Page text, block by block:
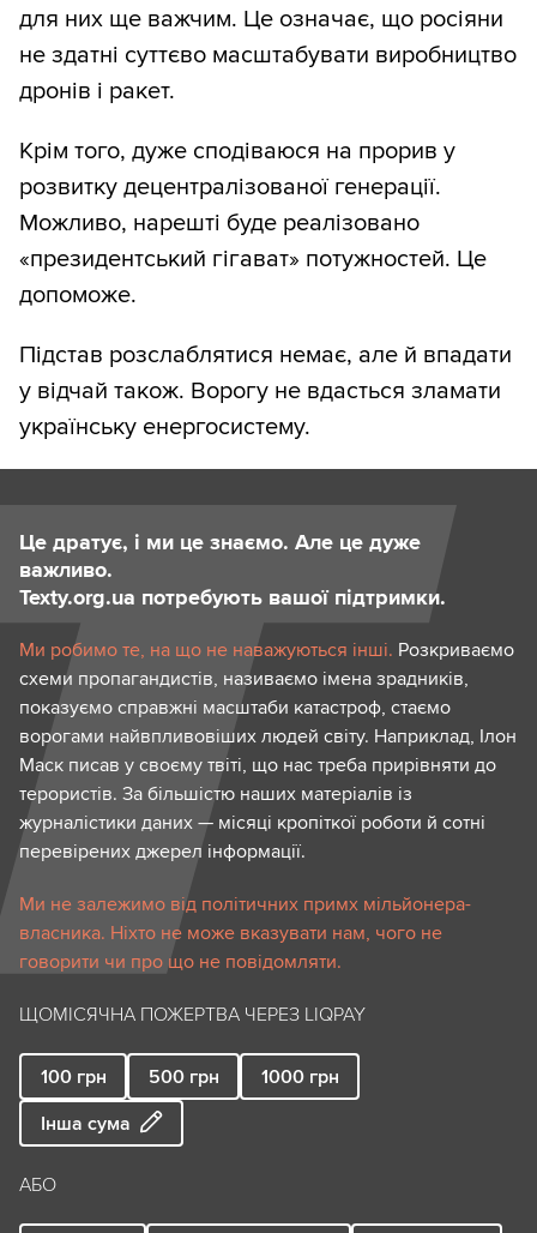
для них ще важчим. Це означає, що росіяни
не здатні суттєво масштабувати виробництво
дронів і ракет.
Крім того, дуже сподіваюся на прорив у
розвитку децентралізованої генерації.
Можливо, нарешті буде реалізовано
«президентський гігават» потужностей. Це
допоможе.
Підстав розслаблятися немає, але й впадати
у відчай також. Ворогу не вдасться зламати
українську енергосистему.
Це дратує, і ми це знаємо. Але це дуже
важливо.
Texty.org.ua потребують вашої підтримки.
Ми робимо те, на що не наважуються інші. Розкриваємо
схеми пропагандистів, називаємо імена зрадників,
показуємо справжні масштаби катастроф, стаємо
ворогами найвпливовіших людей світу. Наприклад, Ілон
Маск писав у своєму твіті, що нас треба прирівняти до
терористів. За більшістю наших матеріалів із
журналістики даних — місяці кропіткої роботи й сотні
перевірених джерел інформації.
Ми не залежимо від політичних примх мільйонера-
власника. Ніхто не може вказувати нам, чого не
говорити чи про що не повідомляти.
ЩОМІСЯЧНА ПОЖЕРТВА ЧЕРЕЗ LIQPAY
100 грн 500 грн 1000 грн
Інша сума
АБО